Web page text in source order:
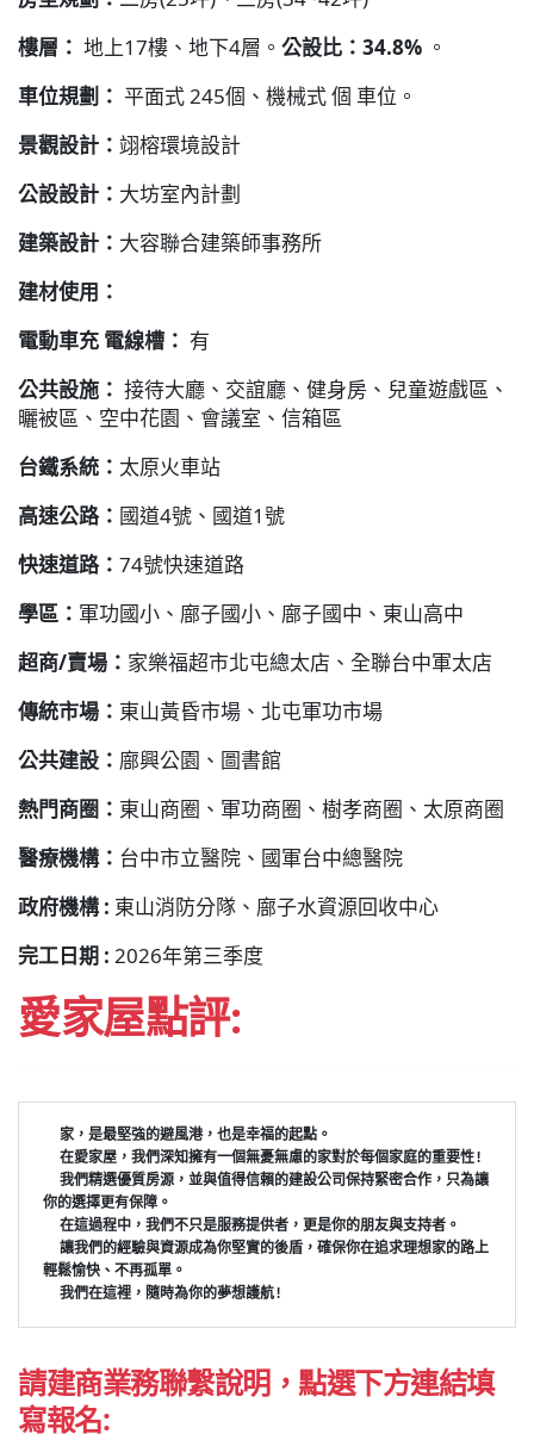
樓層： 地上17樓、地下4層。 公設比：34.8% 。
車位規劃： 平面式 245個、機械式 個 車位。
景觀設計： 翊榕環境設計
公設設計： 大坊室內計劃
建築設計： 大容聯合建築師事務所
建材使用：
電動車充 電線槽： 有
公共設施： 接待大廳、交誼廳、健身房、兒童遊戲區、
曬被區、空中花園、會議室、信箱區
台鐵系統： 太原火車站
高速公路： 國道4號、國道1號
快速道路： 74號快速道路
學區： 軍功國小、廍子國小、廍子國中、東山高中
超商/賣場： 家樂福超市北屯總太店、全聯台中軍太店
傳統市場： 東山黃昏市場、北屯軍功市場
公共建設： 廍興公園、圖書館
熱門商圈： 東山商圈、軍功商圈、樹孝商圈、太原商圈
醫療機構： 台中市立醫院、國軍台中總醫院
政府機構 : 東山消防分隊、廍子水資源回收中心
完工日期 : 2026年第三季度
愛家屋點評:
家，是最堅強的避風港，也是幸福的起點。
  在愛家屋，我們深知擁有一個無憂無慮的家對於每個家庭的重要性!
你的選擇更有保障。
  在這過程中，我們不只是服務提供者，更是你的朋友與支持者。
輕鬆愉快、不再孤單。
  我們在這裡，隨時為你的夢想護航!
請建商業務聯繫說明，點選下方連結填
寫報名: